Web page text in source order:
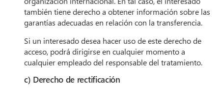
también tiene derecho a obtener información sobre las
garantías adecuadas en relación con la transferencia.
Si un interesado desea hacer uso de este derecho de
acceso, podrá dirigirse en cualquier momento a
cualquier empleado del responsable del tratamiento.
c) Derecho de rectificación